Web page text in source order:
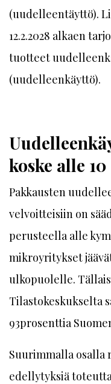
(uudelleentäyttö).
12.2.2028 alkaen
tuotteet
(uudelleenkäyttö).
koske alle
Pakkausten
velvoitteisiin on
perusteella alle
mikroyritykset
ulkopuolelle.
Tilastokeskukselta
93prosenttia
Suurimmalla osalla
edellytyksiä